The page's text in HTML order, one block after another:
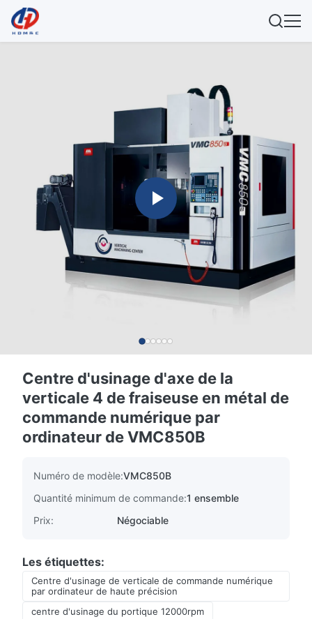
Centre d'usinage d'axe de la
verticale 4 de fraiseuse en métal de
commande numérique par
ordinateur de VMC850B
Numéro de modèle:VMC850B
Quantité minimum de commande:1 ensemble
Prix:
Négociable
Les étiquettes:
Centre d'usinage de verticale de commande numérique
par ordinateur de haute précision
centre d'usinage du portique 12000rpm